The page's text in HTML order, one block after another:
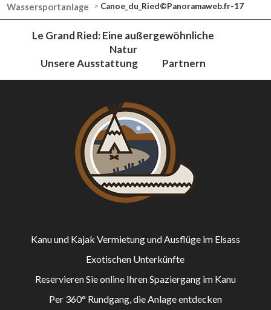
Wassersportanlage
> Canoe_du_Ried©Panoramaweb.fr-17
Le Grand Ried: Eine außergewöhnliche
Natur
Unsere Ausstattung
Partnern
Kanu und Kajak Vermietung und Ausflüge im Elsass
Exotischen Unterkünfte
Reservieren Sie online Ihren Spaziergang im Kanu
Per 360° Rundgang, die Anlage entdecken